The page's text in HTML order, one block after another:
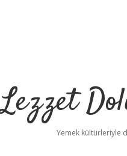
Lezzet
Yemek kültürleriyle